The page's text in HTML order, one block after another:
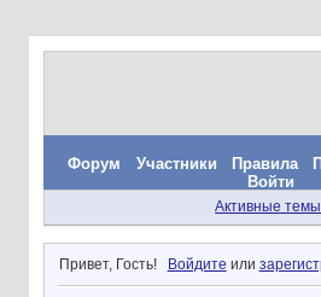
Форум Участники Правила
Войти
Активные темы
Привет, Гость! Войдите или